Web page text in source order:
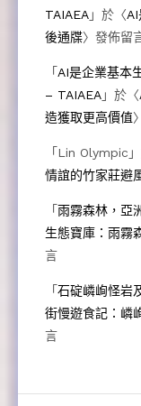
TAIAEA」於〈
後通牒〉發佈留
「 AI是企業基本
– TAIAEA」於〈
造獲取更高價值
「 Lin Olympic
情誼的竹家莊避
「雨霧森林，亞
生態寶庫：雨霧
言
「石碇嶙峋怪岩
街慢遊食記：嶙
言